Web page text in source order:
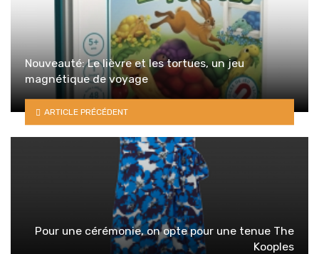
Nouveauté: Le lièvre et les tortues, un jeu
magnétique de voyage
ARTICLE PRÉCÉDENT
Pour une cérémonie, on opte pour une tenue The
Kooples